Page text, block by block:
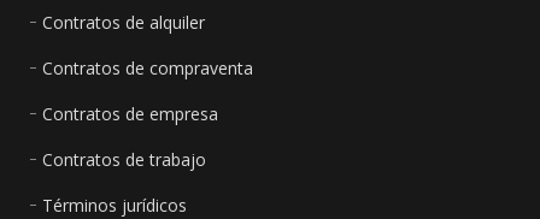
Contratos de alquiler
Contratos de compraventa
Contratos de empresa
Contratos de trabajo
Términos jurídicos